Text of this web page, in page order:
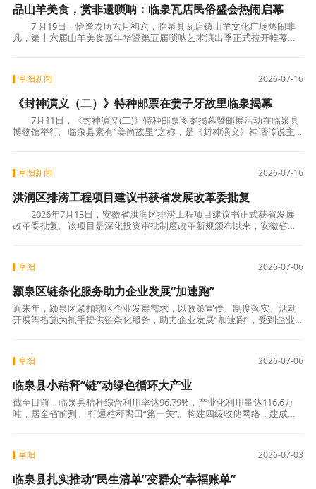
品山羊美食，赏非遗唢呐：临泉瓦店民俗盛会热闹启幕
7 月19日，恰逢农历六月初六，临泉县瓦店镇山羊文化广场热闹非
凡，第十六届山羊美食嘉年华暨第五届唢呐艺术演出季正式拉开帷幕。
2026-07-16
阜阳新闻
《封神演义（二）》特种邮票在姜子牙故里临泉揭幕
7月11日，《封神演义(二)》特种邮票图案揭幕暨邮展活动在临泉县
博物馆举行。临泉县素有“姜尚故里”之称，是《封神演义》神话传说主
2026-07-16
阜阳新闻
洪润区排涝工程项目建议书获省发展改革委批复
2026年7月13日，安徽省洪润区排涝工程项目建议书正式获省发展
改革委批复。该项目是深化投资审批制度改革新规颁布以来，安徽省首
2026-07-06
阜阳
颍泉区链条化服务助力企业发展“加速跑”
近来年，颍泉区紧扣辖区企业发展需求，以政策宣传、制度落实、活动
开展等措施为抓手提供链条化服务，助力企业发展“加速跑”，受到企业
2026-07-06
阜阳
临泉县小秸秆“链”动绿色循环大产业
截至目前，临泉县秸秆综合利用率达96.79%，产业化利用量达116.6万
吨，居全省前列。 打通秸秆离田“第一关”。构建四级收储网络，建成收
2026-07-03
阜阳
临泉县扎实推动“民生清单”变群众“幸福账单”